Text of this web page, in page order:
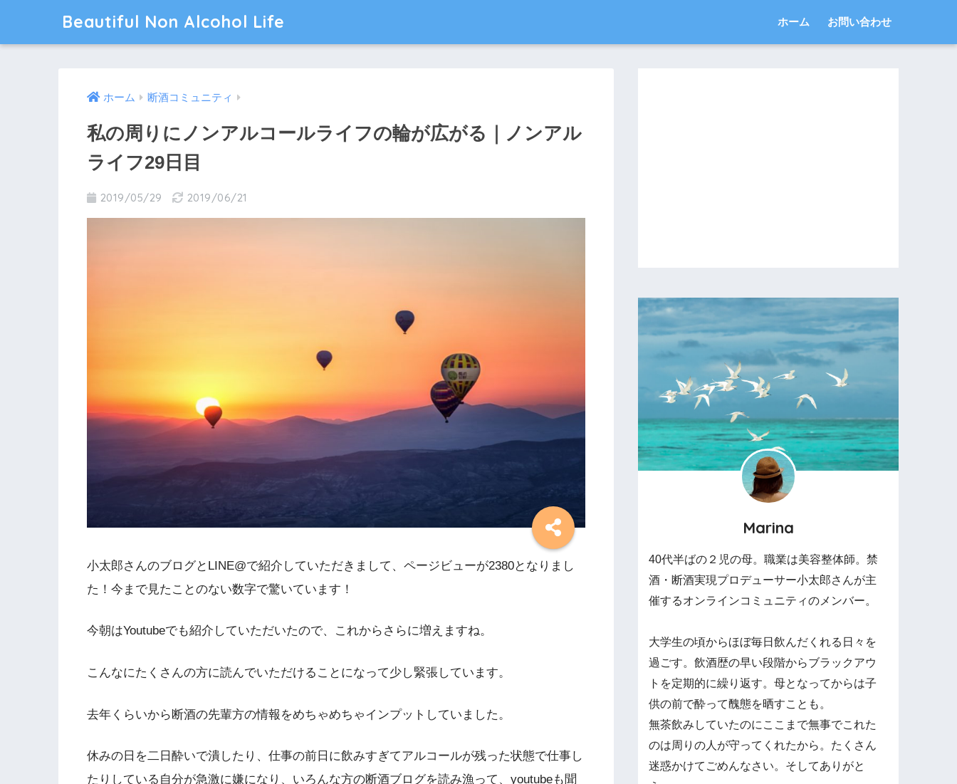
Beautiful Non Alcohol Life ホーム お問い合わせ
ホーム 断酒コミュニティ
私の周りにノンアルコールライフの輪が広がる｜ノンアル
ライフ29日目
2019/05/29 2019/06/21
小太郎さんのブログとLINE@で紹介していただきまして、ページビューが2380となりまし
た！今まで見たことのない数字で驚いています！
今朝はYoutubeでも紹介していただいたので、これからさらに増えますね。
こんなにたくさんの方に読んでいただけることになって少し緊張しています。
去年くらいから断酒の先輩方の情報をめちゃめちゃインプットしていました。
休みの日を二日酔いで潰したり、仕事の前日に飲みすぎてアルコールが残った状態で仕事し
たりしている自分が急激に嫌になり、いろんな方の断酒ブログを読み漁って、youtubeも聞
Marina
40代半ばの２児の母。職業は美容整体師。禁
酒・断酒実現プロデューサー小太郎さんが主
催するオンラインコミュニティのメンバー。
大学生の頃からほぼ毎日飲んだくれる日々を
過ごす。飲酒歴の早い段階からブラックアウ
トを定期的に繰り返す。母となってからは子
供の前で酔って醜態を晒すことも。
無茶飲みしていたのにここまで無事でこれた
のは周りの人が守ってくれたから。たくさん
迷惑かけてごめんなさい。そしてありがと